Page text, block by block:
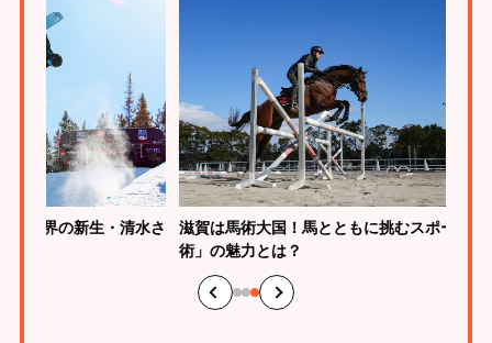
生・清水さ
滋賀は馬術大国！馬とともに挑むスポーツ「馬
術」の魅力とは？